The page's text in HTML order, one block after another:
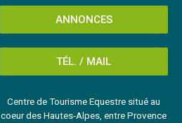
ANNONCES
TÉL. / MAIL
Centre de Tourisme Equestre situé au
coeur des Hautes-Alpes, entre Provence